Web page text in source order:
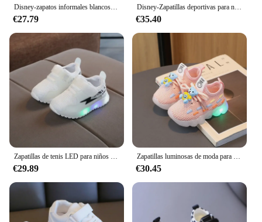
€27.79
Disney-Zapatillas deportivas para niñas, zapatos informales de princesa Elsa y Frozen, para estudiantes, novedad de 2024
€35.40
€29.89 €30.45